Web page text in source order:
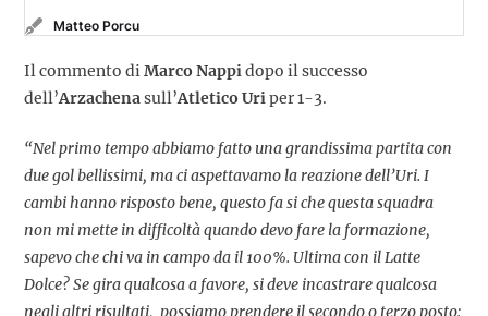
Matteo Porcu
Il commento diMarco Nappidopo il successo
dell’Arzachenasull’Atletico Uriper 1-3.
“Nel primo tempo abbiamo fatto una grandissima partita con
due gol bellissimi, ma ci aspettavamo la reazione dell’Uri. I
cambi hanno risposto bene, questo fa si che questa squadra
non mi mette in difficoltà quando devo fare la formazione,
sapevo che chi va in campo da il 100%. Ultima con il Latte
Dolce? Se gira qualcosa a favore, si deve incastrare qualcosa
negli altri risultati, possiamo prendere il secondo o terzo posto: